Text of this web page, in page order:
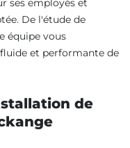
ses employés et
De l'étude de
équipe vous
et performante de
de